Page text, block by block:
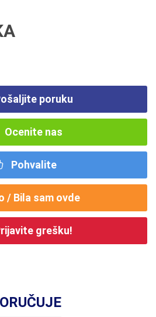
poruku
Ocenite nas
Pohvalite
/ Bila sam ovde
grešku!